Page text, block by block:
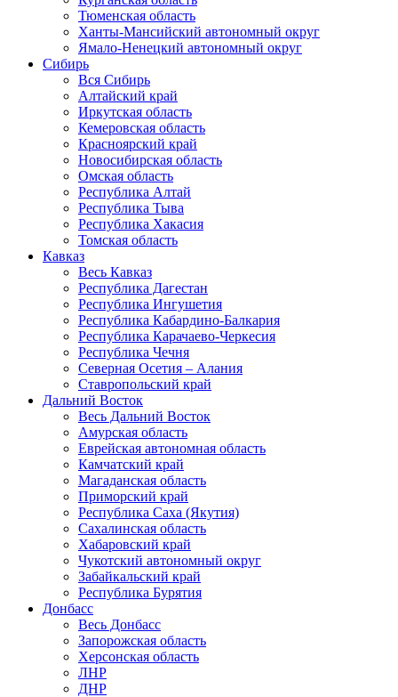
Тюменская область
Ханты-Мансийский автономный округ
Ямало-Ненецкий автономный округ
Сибирь
Вся Сибирь
Алтайский край
Иркутская область
Кемеровская область
Красноярский край
Новосибирская область
Омская область
Республика Алтай
Республика Тыва
Республика Хакасия
Томская область
Кавказ
Весь Кавказ
Республика Дагестан
Республика Ингушетия
Республика Кабардино-Балкария
Республика Карачаево-Черкесия
Республика Чечня
Северная Осетия – Алания
Ставропольский край
Дальний Восток
Весь Дальний Восток
Амурская область
Еврейская автономная область
Камчатский край
Магаданская область
Приморский край
Республика Саха (Якутия)
Сахалинская область
Хабаровский край
Чукотский автономный округ
Забайкальский край
Республика Бурятия
Донбасс
Весь Донбасс
Запорожская область
Херсонская область
ЛНР
ДНР